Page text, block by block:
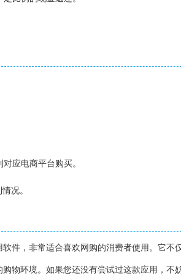
应电商平台购买。
况。
件，非常适合喜欢网购的消费者使用。它不
物环境。如果您还没有尝试过这款应用，不